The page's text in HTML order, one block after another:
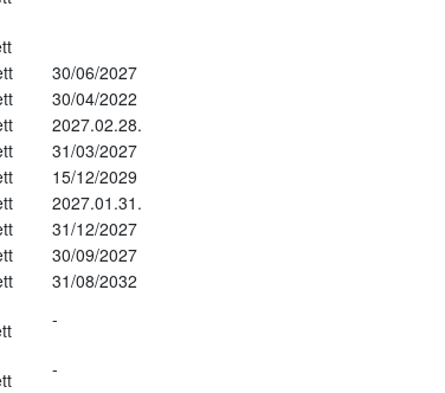
30/06/2027
30/04/2022
2027.02.28.
31/03/2027
15/12/2029
2027.01.31.
31/12/2027
30/09/2027
31/08/2032
-
-